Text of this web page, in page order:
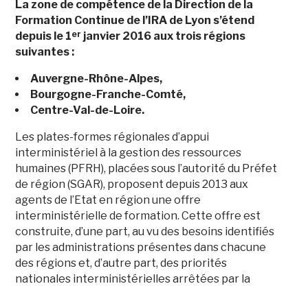
La zone de compétence de la Direction de la
Formation Continue de l’IRA de Lyon s’étend
depuis le 1er janvier 2016 aux trois régions
suivantes :
Auvergne-Rhône-Alpes,
Bourgogne-Franche-Comté,
Centre-Val-de-Loire.
Les plates-formes régionales d’appui
interministériel à la gestion des ressources
humaines (PFRH), placées sous l’autorité du Préfet
de région (SGAR), proposent depuis 2013 aux
agents de l’Etat en région une offre
interministérielle de formation. Cette offre est
construite, d’une part, au vu des besoins identifiés
par les administrations présentes dans chacune
des régions et, d’autre part, des priorités
nationales interministérielles arrêtées par la